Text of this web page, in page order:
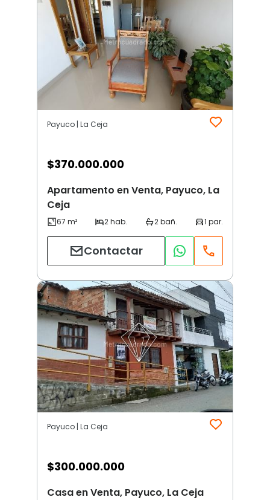
Payuco | La Ceja
$370.000.000
Apartamento en Venta, Payuco, La
Ceja
Contactar
Payuco | La Ceja
$300.000.000
Casa en Venta, Payuco, La Ceja